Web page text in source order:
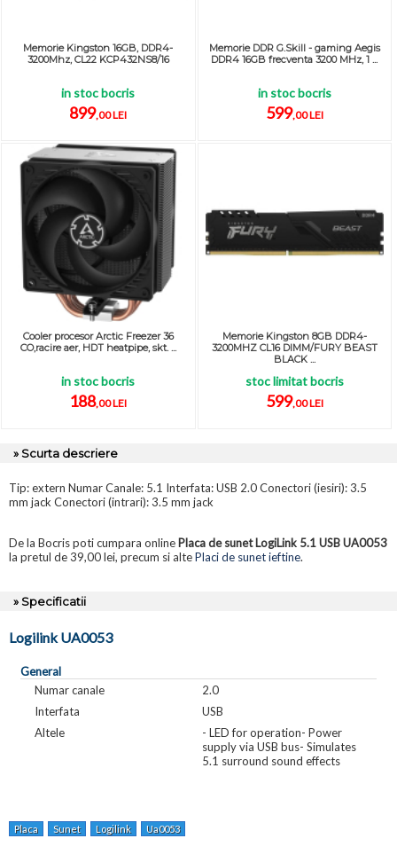
Memorie Kingston 16GB, DDR4-
3200Mhz, CL22 KCP432NS8/16
in stoc bocris
899,00 LEI
Memorie DDR G.Skill - gaming Aegis
DDR4 16GB frecventa 3200 MHz, 1 ...
in stoc bocris
599,00 LEI
Cooler procesor Arctic Freezer 36
CO,racire aer, HDT heatpipe, skt. ...
in stoc bocris
188,00 LEI
Memorie Kingston 8GB DDR4-
3200MHZ CL16 DIMM/FURY BEAST
BLACK ...
stoc limitat bocris
599,00 LEI
» Scurta descriere
Tip: extern Numar Canale: 5.1 Interfata: USB 2.0 Conectori (iesiri): 3.5
mm jack Conectori (intrari): 3.5 mm jack
De la Bocris poti cumpara online Placa de sunet LogiLink 5.1 USB UA0053
la pretul de 39,00 lei, precum si altePlaci de sunet ieftine.
» Specificatii
Logilink UA0053
General
Numar canale
2.0
Interfata
USB
Altele
- LED for operation- Power
supply via USB bus- Simulates
5.1 surround sound effects
Placa Sunet Logilink Ua0053